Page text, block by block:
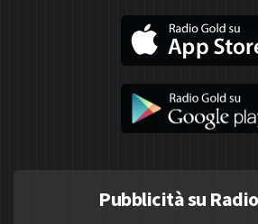
Pubblicità su